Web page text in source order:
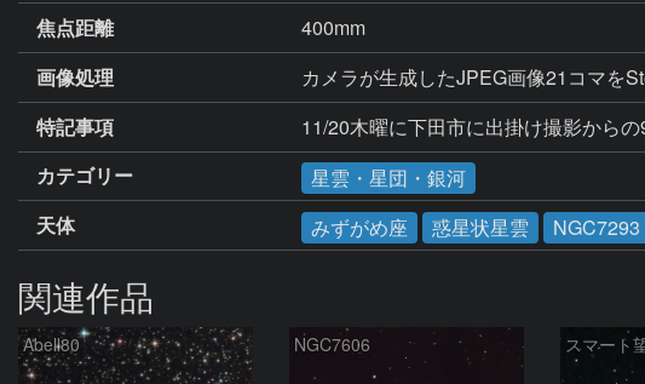
焦点距離
400mm
画像処理
カメラが生成したJPEG画像21コマを
特記事項
11/20木曜に下田市に出掛け撮影から
カテゴリー
星雲・星団・銀河
天体
みずがめ座 惑星状星雲 NGC7293
関連作品
Abell80 NGC7606